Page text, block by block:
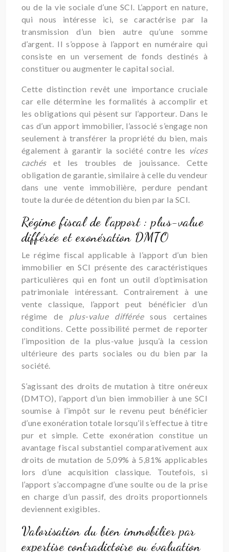
ou de la vie sociale d’une SCI. L’apport en nature,
qui nous intéresse ici, se caractérise par la
transmission d’un bien autre qu’une somme
d’argent. Il s’oppose à l’apport en numéraire qui
consiste en un versement de fonds destinés à
constituer ou augmenter le capital social.
Cette distinction revêt une importance cruciale
car elle détermine les formalités à accomplir et
les obligations qui pèsent sur l’apporteur. Dans le
cas d’un apport immobilier, l’associé s’engage non
seulement à transférer la propriété du bien, mais
également à garantir la société contre les vices
cachéset les troubles de jouissance. Cette
obligation de garantie, similaire à celle du vendeur
dans une vente immobilière, perdure pendant
toute la durée de détention du bien par la SCI.
Régime fiscal de l’apport : plus-value
différée et exonération DMTO
Le régime fiscal applicable à l’apport d’un bien
immobilier en SCI présente des caractéristiques
particulières qui en font un outil d’optimisation
patrimoniale intéressant. Contrairement à une
vente classique, l’apport peut bénéficier d’un
régime de plus-value différéesous certaines
conditions. Cette possibilité permet de reporter
l’imposition de la plus-value jusqu’à la cession
ultérieure des parts sociales ou du bien par la
société.
S’agissant des droits de mutation à titre onéreux
(DMTO), l’apport d’un bien immobilier à une SCI
soumise à l’impôt sur le revenu peut bénéficier
d’une exonération totale lorsqu’il s’effectue à titre
pur et simple. Cette exonération constitue un
avantage fiscal substantiel comparativement aux
droits de mutation de 5,09% à 5,81% applicables
lors d’une acquisition classique. Toutefois, si
l’apport s’accompagne d’une soulte ou de la prise
en charge d’un passif, des droits proportionnels
deviennent exigibles.
Valorisation du bien immobilier par
expertise contradictoire ou évaluation